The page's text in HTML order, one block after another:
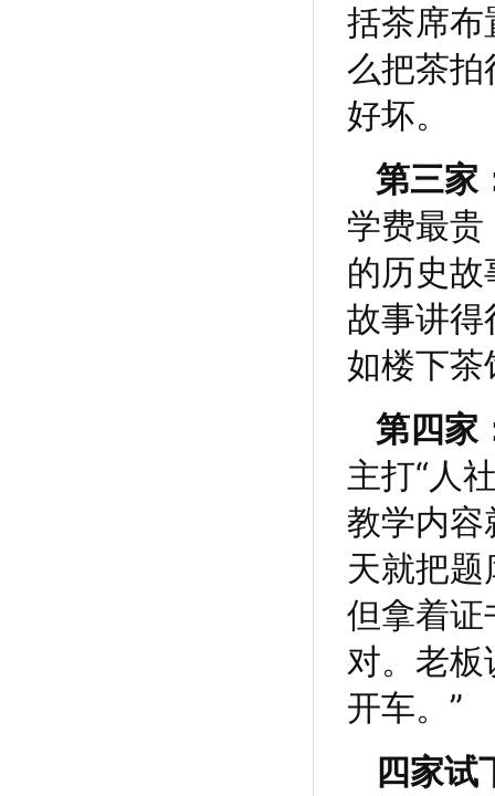
括茶席布
么把茶拍
好坏。
第三家
学费最
的历史
故事讲
如楼下茶
第四家
主打“人
教学内
天就把
但拿着证
对。老板
开车。”
四家试